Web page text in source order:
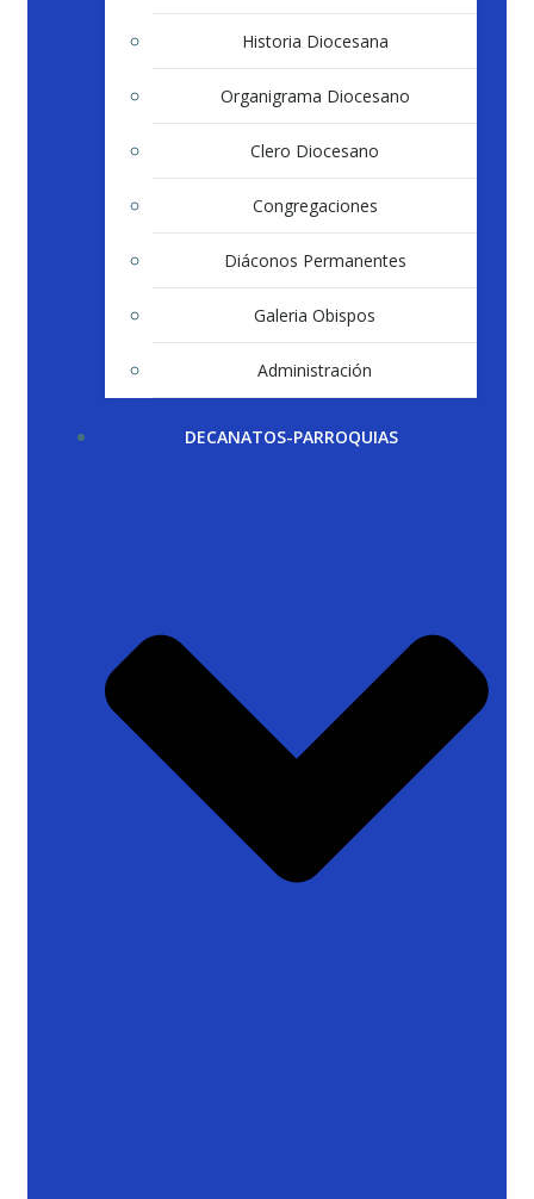
Historia Diocesana
Organigrama Diocesano
Clero Diocesano
Congregaciones
Diáconos Permanentes
Galeria Obispos
Administración
DECANATOS-PARROQUIAS